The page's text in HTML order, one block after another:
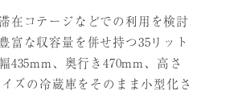
在コテージなどでの利用を検討
富な収容量を併せ持つ35リット
435mm、奥行き470mm、高さ
ズの冷蔵庫をそのまま小型化さ